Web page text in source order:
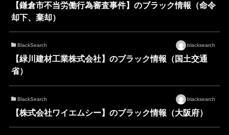
【鎌倉市不当労働行為審査事件】のブラック情報（命令
却下、棄却）
BlackSearch blacksearch
【緑川建材工業株式会社】のブラック情報（国土交通
省）
BlackSearch blacksearch
【株式会社ワイエムシー】のブラック情報（大阪府）